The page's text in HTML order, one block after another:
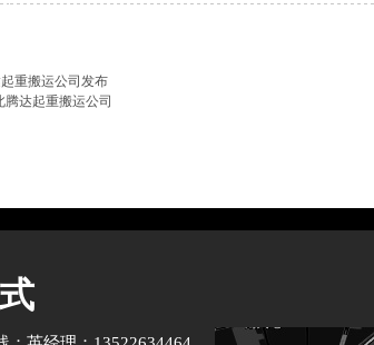
重搬运公司发布
达起重搬运公司